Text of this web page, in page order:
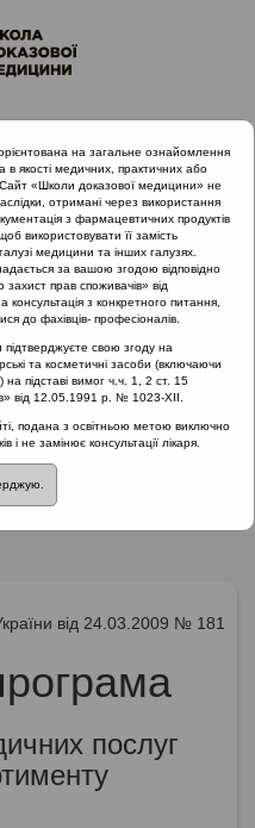
Фарингіти
хворим з гострим
від 24.03.2009 № 181
послуг
на загальне ознайомлення
якості медичних, практичних або
«Школи доказової медицини» не
отримані через використання
з фармацевтичних продуктів
використовувати її замість
медицини та інших галузях.
за вашою згодою відповідно
прав споживачів» від
з конкретного питання,
до фахівців- професіоналів.
свою згоду на
та косметичні засоби (включаючи
на підставі вимог ч.ч. 1, 2 ст. 15
від 12.05.1991 р. № 1023-XII.
подана з освітньою метою виключно
не замінює консультації лікаря.